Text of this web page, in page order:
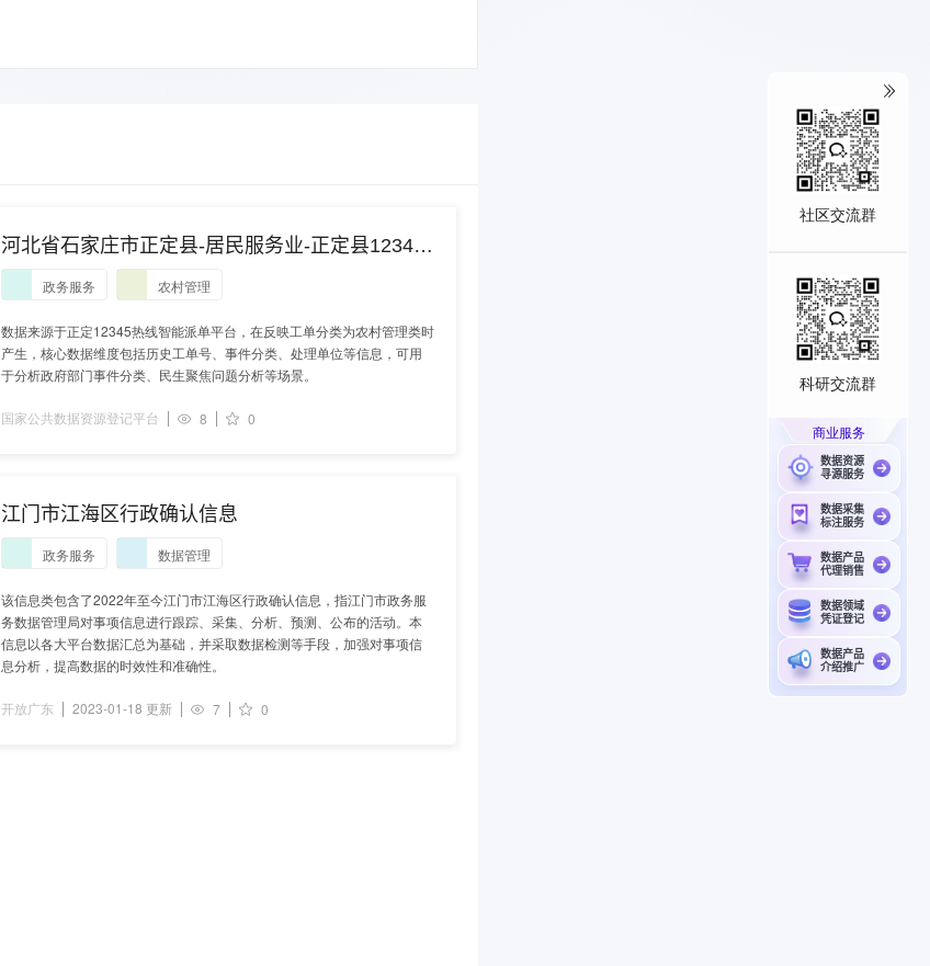
河北省石家庄市正定县-居民服务业-正定县12345
政务派单农村管理类历史工单数据
政务服务 农村管理
数据来源于正定12345热线智能派单平台，在反映工单分类为农村管理类时
产生，核心数据维度包括历史工单号、事件分类、处理单位等信息，可用
于分析政府部门事件分类、民生聚焦问题分析等场景。
国家公共数据资源登记平台 8 0
江门市江海区行政确认信息
政务服务 数据管理
该信息类包含了2022年至今江门市江海区行政确认信息，指江门市政务服
务数据管理局对事项信息进行跟踪、采集、分析、预测、公布的活动。本
信息以各大平台数据汇总为基础，并采取数据检测等手段，加强对事项信
息分析，提高数据的时效性和准确性。
开放广东 2023-01-18 更新 7 0
社区交流群
科研交流群
商业服务
数据资源
寻源服务
数据采集
标注服务
数据产品
代理销售
数据领域
凭证登记
数据产品
介绍推广